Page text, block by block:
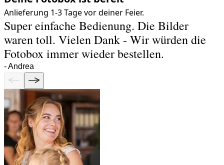
Anlieferung 1-3 Tage vor deiner Feier.
Super einfache Bedienung. Die Bilder
waren toll. Vielen Dank - Wir würden die
Fotobox immer wieder bestellen.
-Andrea